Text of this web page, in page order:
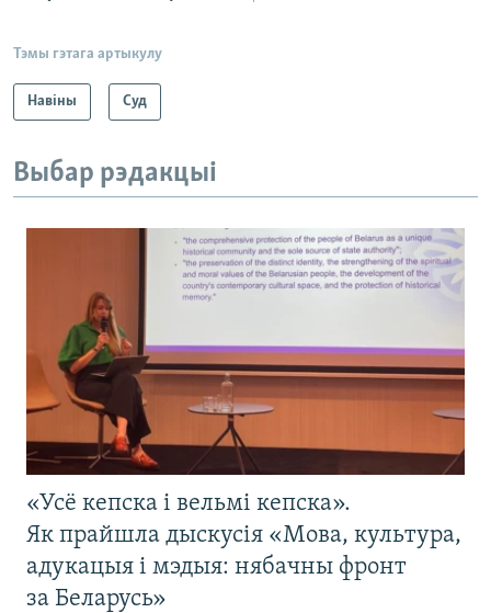
Тэмы гэтага артыкулу
Навіны Суд
Выбар рэдакцыі
«Усё кепска і вельмі кепска».
Як прайшла дыскусія «Мова, культура,
адукацыя і мэдыя: нябачны фронт
за Беларусь»